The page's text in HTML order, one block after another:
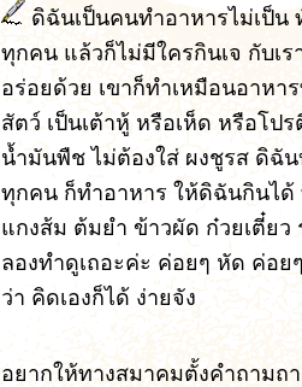
ดิฉันเป็นคนทำอาหารไม่เป็น
ทุกคน แล้วก็ไม่มีใครกินเจ กับเ
อร่อยด้วย เขาก็ทำเหมือนอาหา
สัตว์ เป็นเต้าหู้ หรือเห็ด หรือโป
น้ำมันพืช ไม่ต้องใส่ ผงชูรส ดิฉั
ทุกคน ก็ทำอาหาร ให้ดิฉันกินได้
แกงส้ม ต้มยำ ข้าวผัด ก๋วยเตี๋ยว
ลองทำดูเถอะค่ะ ค่อยๆ หัด ค่อ
ว่า คิดเองก็ได้ ง่ายจัง
อยากให้ทางสมาคมตั้งคำถามถ